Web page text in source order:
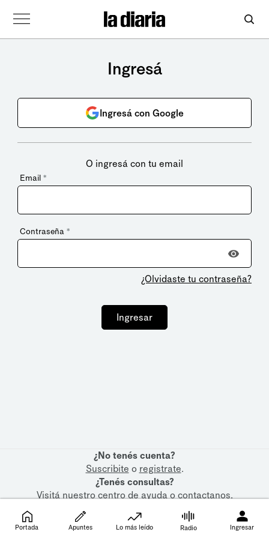
Ingresá
Ingresá con Google
O ingresá con tu email
Email *
Contraseña *
¿Olvidaste tu contraseña?
Ingresar
¿No tenés cuenta?
Suscribite o registrate.
¿Tenés consultas?
Visitá nuestrocentro de ayudaocontactanos.
Portada Apuntes Lo más leído Radio Ingresar